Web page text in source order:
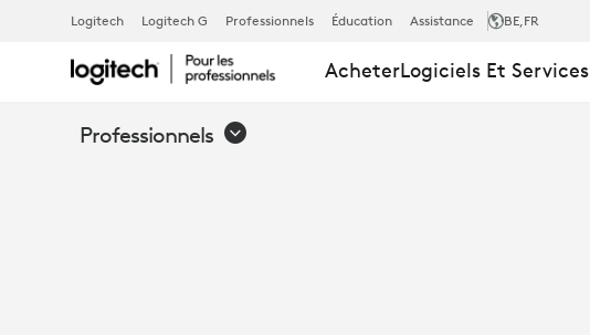
WINDOWS
OU
Logitech Logitech G Professionnels Éducation Assistance BE,FR
AcheterLogiciels Et Services
Professionnels